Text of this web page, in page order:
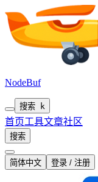
NodeBuf
搜索 k
首页工具文章社区
搜索
简体中文 登录 / 注册